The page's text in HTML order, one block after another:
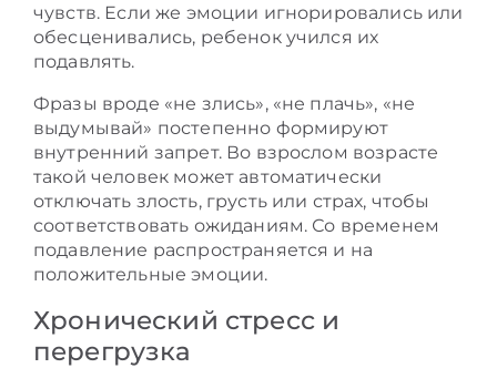
чувств. Если же эмоции игнорировались или
обесценивались, ребенок учился их
подавлять.
Фразы вроде «не злись», «не плачь», «не
выдумывай» постепенно формируют
внутренний запрет. Во взрослом возрасте
такой человек может автоматически
отключать злость, грусть или страх, чтобы
соответствовать ожиданиям. Со временем
подавление распространяется и на
положительные эмоции.
Хронический стресс и
перегрузка